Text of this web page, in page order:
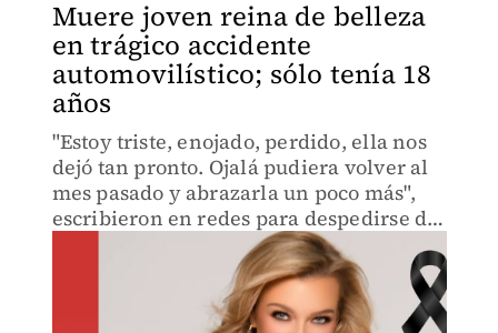
Muere joven reina de belleza
en trágico accidente
automovilístico; sólo tenía 18
años
"Estoy triste, enojado, perdido, ella nos
dejó tan pronto. Ojalá pudiera volver al
mes pasado y abrazarla un poco más",
escribieron en redes para despedirse de